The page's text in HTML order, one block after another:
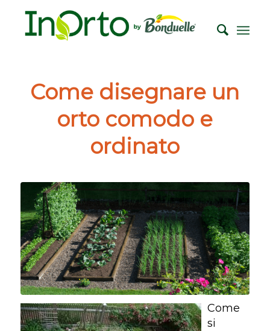
Come disegnare un
orto comodo e
ordinato
Come
si